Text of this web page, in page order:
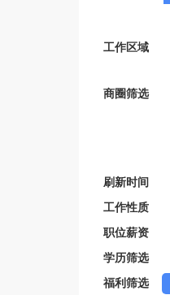
工作区域
商圈筛选
刷新时间
工作性质
职位薪资
学历筛选
福利筛选